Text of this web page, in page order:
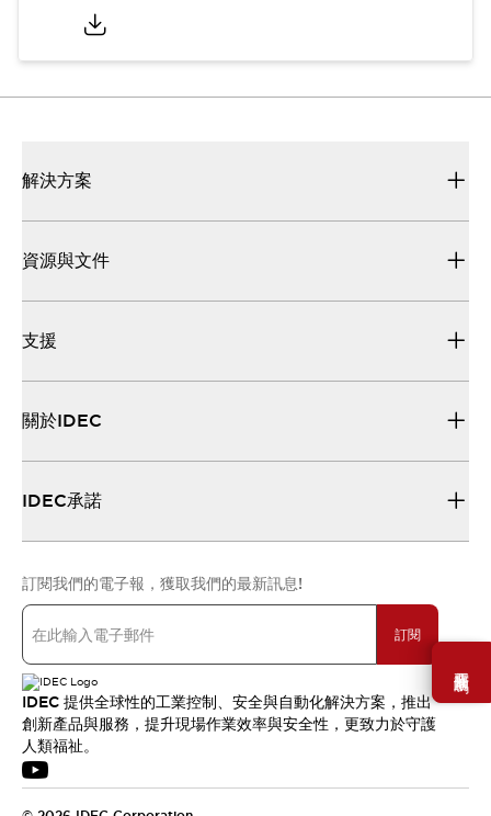
需要幫助嗎？
解決方案
資源與文件
支援
關於IDEC
IDEC承諾
訂閱我們的電子報，獲取我們的最新訊息!
訂閱
IDEC 提供全球性的工業控制、安全與自動化解決方案，推出
創新產品與服務，提升現場作業效率與安全性，更致力於守護
人類福祉。